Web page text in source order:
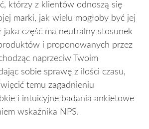
którzy z klientów odnoszą się
marki, jak wielu mogłoby być jej
jaka część ma neutralny stosunek
i proponowanych przez
naprzeciw Twoim
sobie sprawę z ilości czasu,
temu zagadnieniu
i intuicyjne badania ankietowe
wskaźnika NPS.